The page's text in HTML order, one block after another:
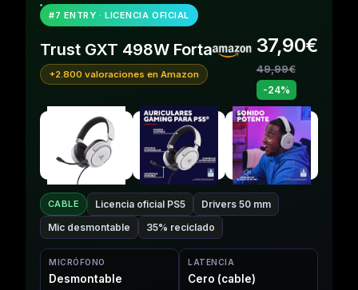
#7 ENTRY · LICENCIA OFICIAL
Trust GXT 498W Forta
+2.800 valoraciones en Amazon
37,90€
49,99€
-24%
CABLE Licencia oficial PS5
Drivers 50 mm
Mic desmontable
35% reciclado
MICRÓFONO
Desmontable
LATENCIA
Cero (cable)